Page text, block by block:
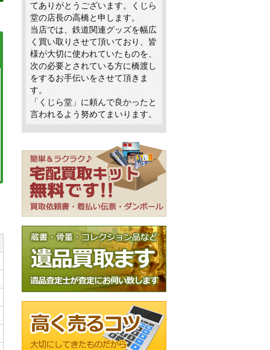
てありがとうございます。くじら
堂の店長の高橋と申します。
当店では、鉄道関連グッズを幅広
く買い取りさせて頂いており、皆
様が大切に使われていたものを、
次の必要とされている方に橋渡し
をするお手伝いをさせて頂きま
す。
「くじら堂」に頼んで良かったと
言われるよう努めてまいります。